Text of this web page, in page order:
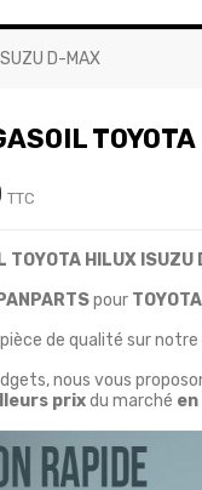
D'ACHATS
D-MAX
TTC
TOYOTA HILUX ISUZU
pour
de qualité sur notre
nous vous
prixdu marché